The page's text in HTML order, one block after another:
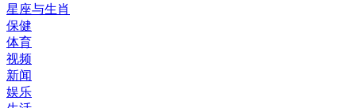
星座与生肖
保健
体育
视频
新闻
娱乐